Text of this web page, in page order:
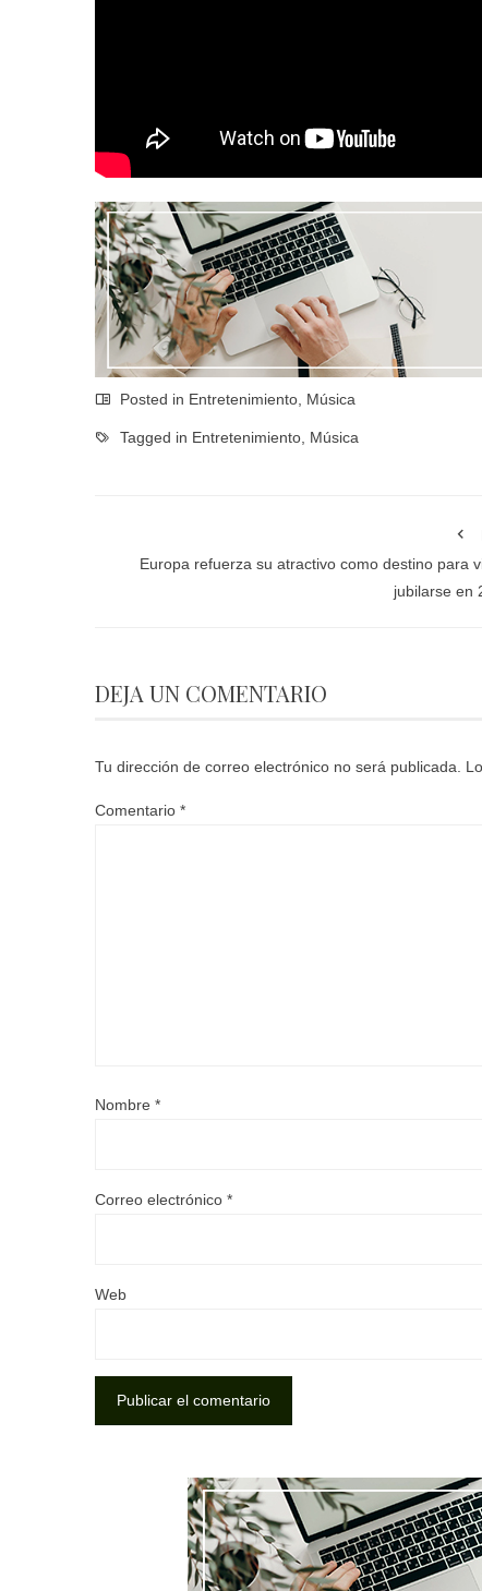
Posted in Entretenimiento Música
Tagged in Entretenimiento Música
Europa refuerza su atractivo como destino para
jubilarse en
DEJA UN COMENTARIO
Tu dirección de correo electrónico no será publicada.
Comentario *
Nombre *
Correo electrónico *
Web